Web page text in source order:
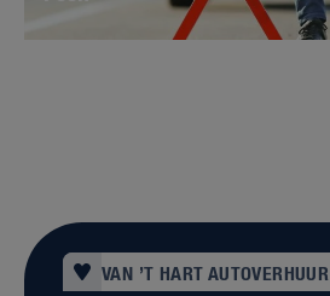
VAN ’T HART AUTOVERHUUR